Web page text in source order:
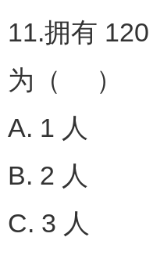
11.拥有
为（ ）
A. 1 人
B. 2 人
C. 3 人